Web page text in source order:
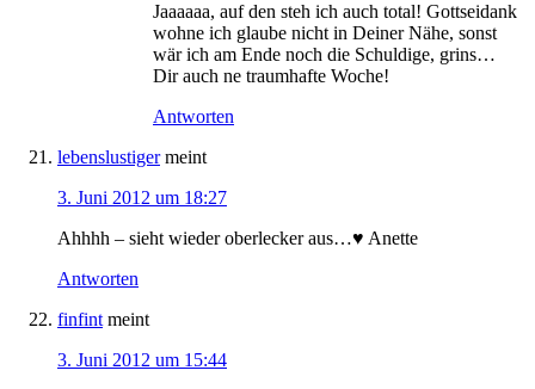
Jaaaaaa, auf den steh ich auch total! Gottseidank
wohne ich glaube nicht in Deiner Nähe, sonst
wär ich am Ende noch die Schuldige, grins…
Dir auch ne traumhafte Woche!
Antworten
lebenslustiger meint
3. Juni 2012 um 18:27
Ahhhh – sieht wieder oberlecker aus…♥ Anette
Antworten
finfint meint
3. Juni 2012 um 15:44